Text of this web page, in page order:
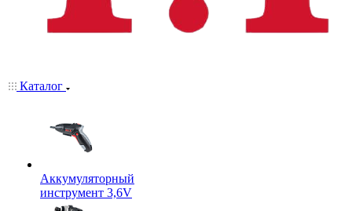
Каталог
Аккумуляторный
инструмент 3,6V